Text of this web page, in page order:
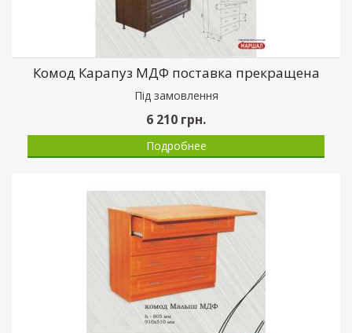
Комод Карапуз МДФ поставка прекращена
Пiд замовлення
6 210 грн.
Подробнее